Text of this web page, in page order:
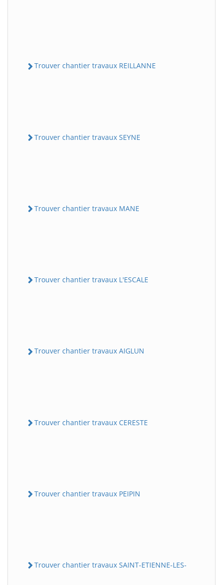
Trouver chantier travaux REILLANNE
Trouver chantier travaux SEYNE
Trouver chantier travaux MANE
Trouver chantier travaux L'ESCALE
Trouver chantier travaux AIGLUN
Trouver chantier travaux CERESTE
Trouver chantier travaux PEIPIN
Trouver chantier travaux SAINT-ETIENNE-LES-